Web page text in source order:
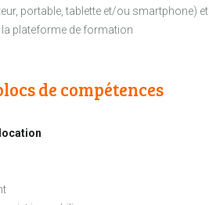
portable, tablette et/ou smartphone) et
la plateforme de formation
de compétences